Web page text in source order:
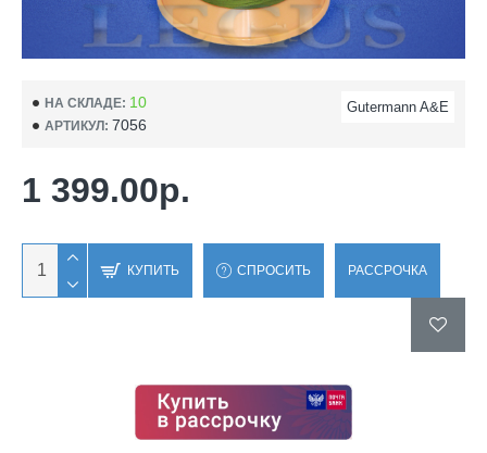
НА СКЛАДЕ: 10
АРТИКУЛ: 7056
Gutermann A&E
1 399.00р.
КУПИТЬ СПРОСИТЬ РАССРОЧКА